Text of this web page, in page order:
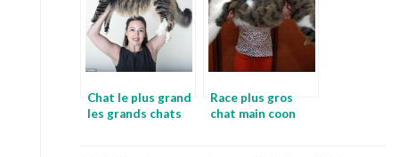
Chat le plus grand
les grands chats
Race plus gros
chat main coon